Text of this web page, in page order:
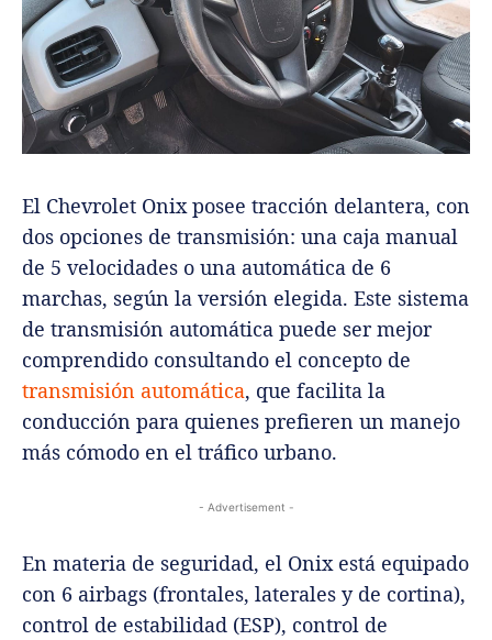
El Chevrolet Onix posee tracción delantera, con
dos opciones de transmisión: una caja manual
de 5 velocidades o una automática de 6
marchas, según la versión elegida. Este sistema
de transmisión automática puede ser mejor
comprendido consultando el concepto de
transmisión automática, que facilita la
conducción para quienes prefieren un manejo
más cómodo en el tráfico urbano.
- Advertisement -
En materia de seguridad, el Onix está equipado
con 6 airbags (frontales, laterales y de cortina),
control de estabilidad (ESP), control de